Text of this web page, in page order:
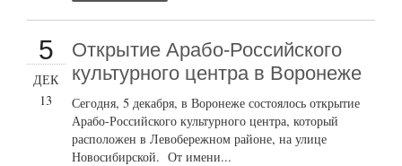
5
ДЕК
13
Открытие Арабо-Российского
культурного центра в Воронеже
Сегодня, 5 декабря, в Воронеже состоялось открытие
Арабо-Российского культурного центра, который
расположен в Левобережном районе, на улице
Новосибирской. От имени...